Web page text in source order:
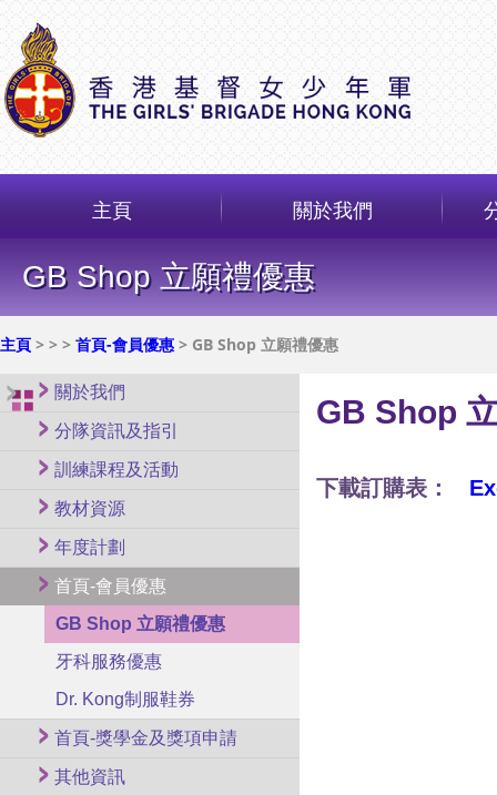
主頁 關於我們
GB Shop 立願禮優惠
主頁 > > > 首頁-會員優惠 > GB Shop 立願禮優惠
關於我們
分隊資訊及指引
訓練課程及活動
教材資源
年度計劃
首頁-會員優惠
GB Shop 立願禮優惠
牙科服務優惠
Dr. Kong制服鞋券
首頁-獎學金及獎項申請
其他資訊
GB Shop
下載訂購表：